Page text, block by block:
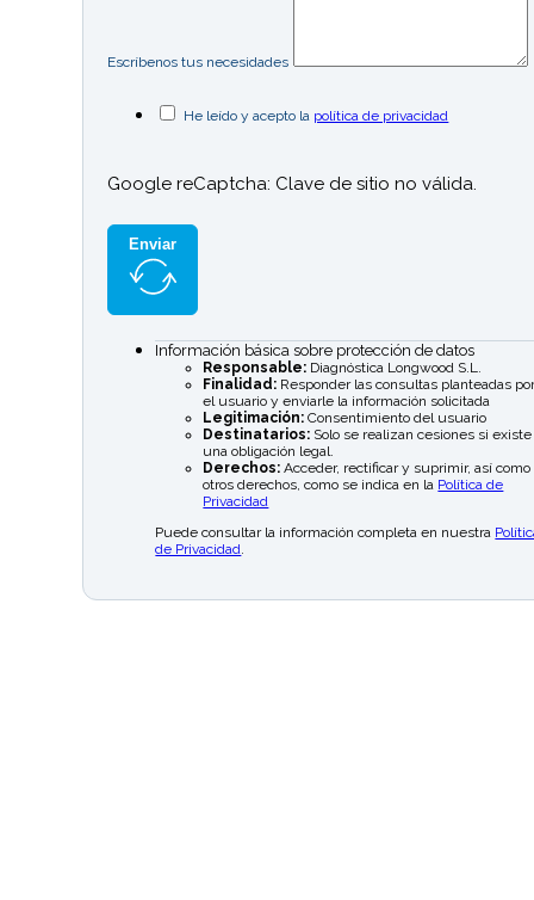
Escríbenos tus necesidades
He leído y acepto la política de privacidad
Google reCaptcha: Clave de sitio no válida.
Enviar
Información básica sobre protección de datos
Responsable: Diagnóstica Longwood S.L.
Finalidad: Responder las consultas planteadas
el usuario y enviarle la información solicitada
Legitimación: Consentimiento del usuario
Destinatarios: Solo se realizan cesiones si existe
una obligación legal.
Derechos: Acceder, rectificar y suprimir, así como
otros derechos, como se indica en la Política de
Privacidad
Puede consultar la información completa en nuestra
de Privacidad.